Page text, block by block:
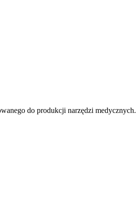
do produkcji narzędzi medycznych.